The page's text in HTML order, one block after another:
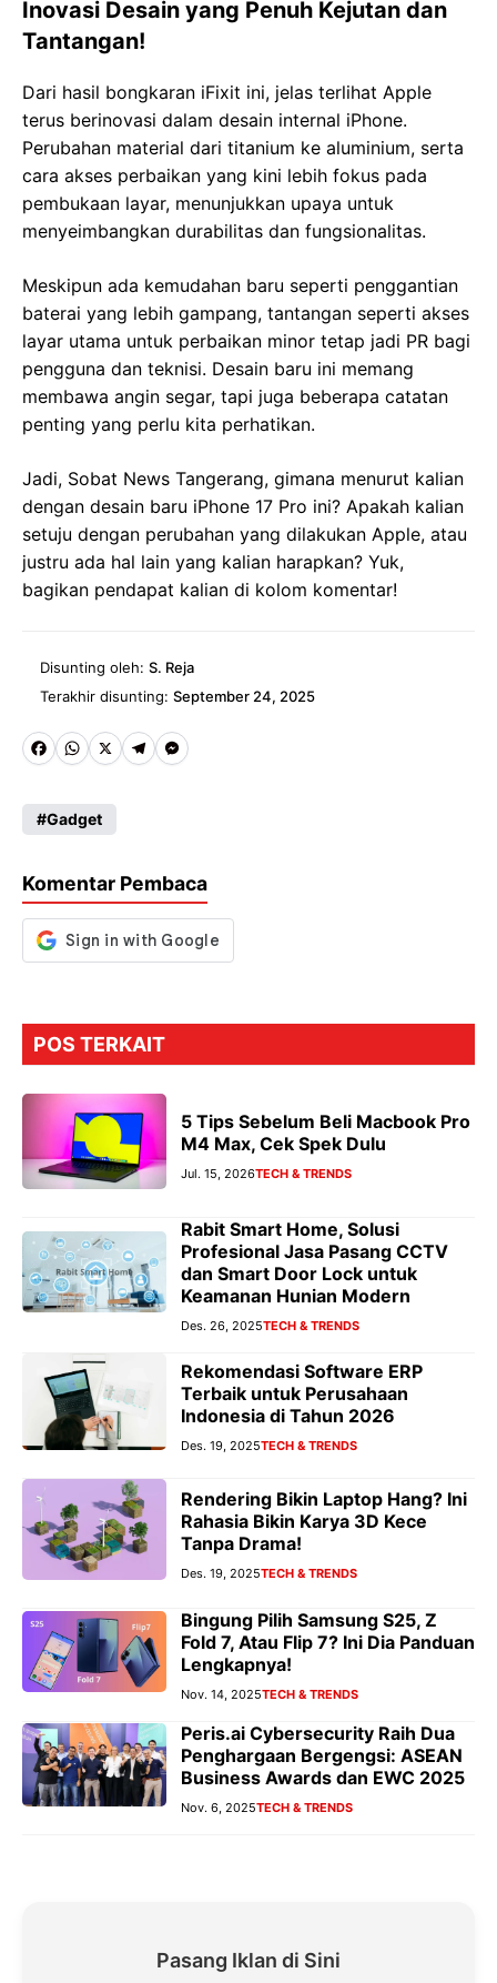
Inovasi Desain yang Penuh Kejutan dan
Tantangan!
Dari hasil bongkaran iFixit ini, jelas terlihat Apple
terus berinovasi dalam desain internal iPhone.
Perubahan material dari titanium ke aluminium, serta
cara akses perbaikan yang kini lebih fokus pada
pembukaan layar, menunjukkan upaya untuk
menyeimbangkan durabilitas dan fungsionalitas.
Meskipun ada kemudahan baru seperti penggantian
baterai yang lebih gampang, tantangan seperti akses
layar utama untuk perbaikan minor tetap jadi PR bagi
pengguna dan teknisi. Desain baru ini memang
membawa angin segar, tapi juga beberapa catatan
penting yang perlu kita perhatikan.
Jadi, Sobat News Tangerang, gimana menurut kalian
dengan desain baru iPhone 17 Pro ini? Apakah kalian
setuju dengan perubahan yang dilakukan Apple, atau
justru ada hal lain yang kalian harapkan? Yuk,
bagikan pendapat kalian di kolom komentar!
Disunting oleh: S. Reja
Terakhir disunting: September 24, 2025
Fa
b
o
k
W
ts
p
p
X
Te
m
M
g
er
Gadget
Komentar Pembaca
POS TERKAIT
5 Tips Sebelum Beli Macbook Pro
M4 Max, Cek Spek Dulu
Jul. 15, 2026TECH & TRENDS
Rabit Smart Home, Solusi
Profesional Jasa Pasang CCTV
dan Smart Door Lock untuk
Keamanan Hunian Modern
Des. 26, 2025TECH & TRENDS
Rekomendasi Software ERP
Terbaik untuk Perusahaan
Indonesia di Tahun 2026
Des. 19, 2025TECH & TRENDS
Rendering Bikin Laptop Hang? Ini
Rahasia Bikin Karya 3D Kece
Tanpa Drama!
Des. 19, 2025TECH & TRENDS
Bingung Pilih Samsung S25, Z
Fold 7, Atau Flip 7? Ini Dia Panduan
Lengkapnya!
Nov. 14, 2025TECH & TRENDS
Peris.ai Cybersecurity Raih Dua
Penghargaan Bergengsi: ASEAN
Business Awards dan EWC 2025
Nov. 6, 2025TECH & TRENDS
Pasang Iklan di Sini